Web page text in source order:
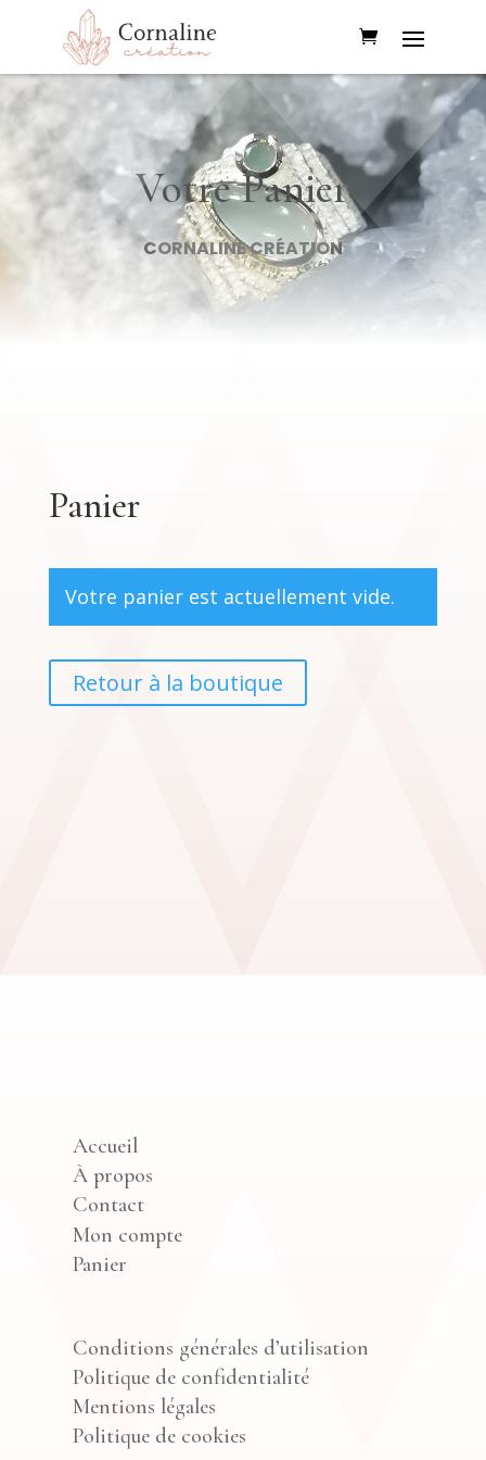
Votre Panier
CORNALINE CRÉATION
Panier
Votre panier est actuellement vide.
Retour à la boutique
Accueil
À propos
Contact
Mon compte
Panier
Conditions générales d’utilisation
Politique de confidentialité
Mentions légales
Politique de cookies